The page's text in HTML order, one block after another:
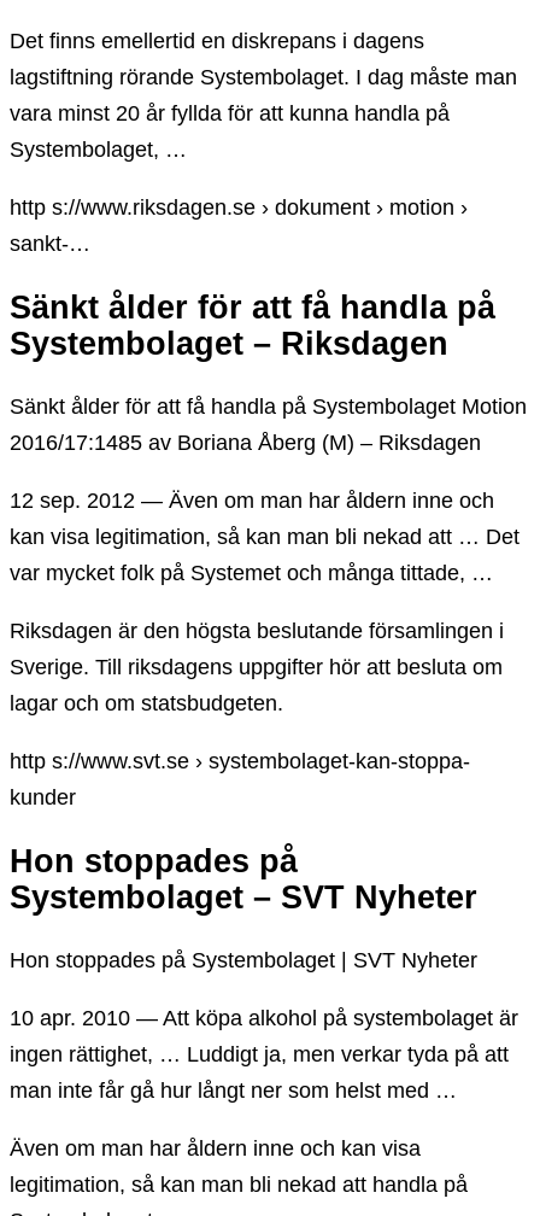
Det finns emellertid en diskrepans i dagens
lagstiftning rörande Systembolaget. I dag måste man
vara minst 20 år fyllda för att kunna handla på
Systembolaget, …
http s://www.riksdagen.se › dokument › motion ›
sankt-…
Sänkt ålder för att få handla på
Systembolaget – Riksdagen
Sänkt ålder för att få handla på Systembolaget Motion
2016/17:1485 av Boriana Åberg (M) – Riksdagen
12 sep. 2012 — Även om man har åldern inne och
kan visa legitimation, så kan man bli nekad att … Det
var mycket folk på Systemet och många tittade, …
Riksdagen är den högsta beslutande församlingen i
Sverige. Till riksdagens uppgifter hör att besluta om
lagar och om statsbudgeten.
http s://www.svt.se › systembolaget-kan-stoppa-
kunder
Hon stoppades på
Systembolaget – SVT Nyheter
Hon stoppades på Systembolaget | SVT Nyheter
10 apr. 2010 — Att köpa alkohol på systembolaget är
ingen rättighet, … Luddigt ja, men verkar tyda på att
man inte får gå hur långt ner som helst med …
Även om man har åldern inne och kan visa
legitimation, så kan man bli nekad att handla på